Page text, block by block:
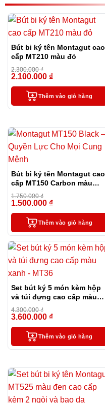
Bút bi ký tên Montagut cao
cấp MT210 màu đỏ
2.300.000₫
2.100.000 ₫
Thêm vào giỏ hàng
Bút bi ký tên Montagut cao
cấp MT150 Carbon màu
đen
1.750.000₫
1.500.000 ₫
Thêm vào giỏ hàng
Set bút ký 5 món kèm hộp
và túi đựng cao cấp màu
xanh – MT36
4.300.000₫
3.600.000 ₫
Thêm vào giỏ hàng